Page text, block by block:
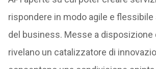
rispondere in modo agile e
del business. Messe a disposizione
rivelano un catalizzatore di